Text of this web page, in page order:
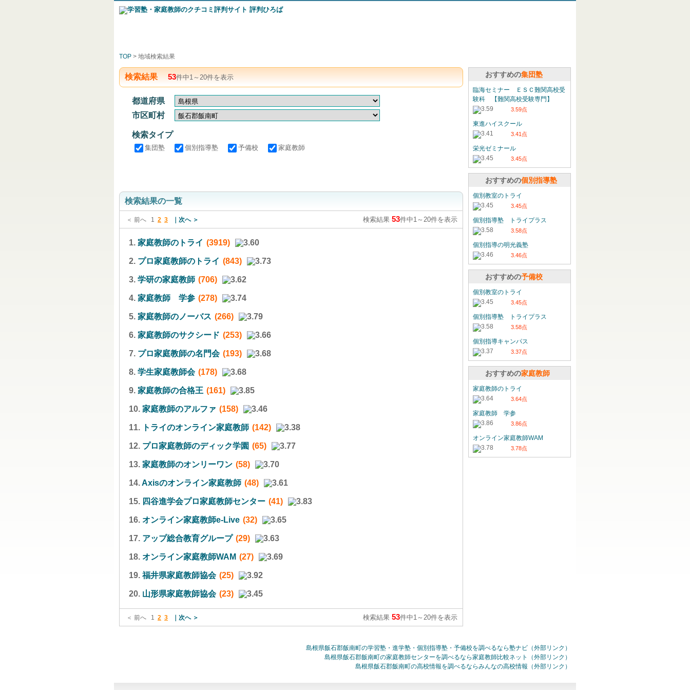
TOP > 地域検索結果
検索結果 53件中1～ 20件を表示
都道府県
市区町村
検索タイプ
集団塾 個別指導塾 予備校 家庭教師
検索結果の一覧
＜ 前へ 1 2 3 次へ ＞ 検索結果 53件中1 ～ 20件を表示
1. 家庭教師のトライ (3919)
2. プロ家庭教師のトライ (843)
3. 学研の家庭教師 (706)
4. 家庭教師 学参 (278)
5. 家庭教師のノーバス (266)
6. 家庭教師のサクシード (253)
7. プロ家庭教師の名門会 (193)
8. 学生家庭教師会 (178)
9. 家庭教師の合格王 (161)
10. 家庭教師のアルファ (158)
11. トライのオンライン家庭教師 (142)
12. プロ家庭教師のディック学園 (65)
13. 家庭教師のオンリーワン (58)
14.Axisのオンライン家庭教師 (48)
15. 四谷進学会プロ家庭教師センター (41)
16. オンライン家庭教師e-Live (32)
17. アップ総合教育グループ (29)
18. オンライン家庭教師WAM (27)
19.福井県家庭教師協会 (25)
20. 山形県家庭教師協会 (23)
＜ 前へ 1 2 3 次へ ＞ 検索結果 53件中1 ～ 20件を表示
おすすめの集団塾
臨海セミナー ＥＳＣ難関高校受
験科 【難関高校受験専門】
3.59点
東進ハイスクール
3.41点
栄光ゼミナール
3.45点
おすすめの個別指導塾
個別教室のトライ
3.45点
個別指導塾 トライプラス
3.58点
個別指導の明光義塾
3.46点
おすすめの予備校
個別教室のトライ
3.45点
個別指導塾 トライプラス
3.58点
個別指導キャンパス
3.37点
おすすめの家庭教師
家庭教師のトライ
3.64点
家庭教師 学参
3.86点
オンライン家庭教師WAM
3.78点
島根県飯石郡飯南町の学習塾・進学塾・個別指導塾・予備校を調べるなら塾ナビ（外部リンク）
島根県飯石郡飯南町の家庭教師センターを調べるなら家庭教師比較ネット（外部リンク）
島根県飯石郡飯南町の高校情報を調べるならみんなの高校情報（外部リンク）